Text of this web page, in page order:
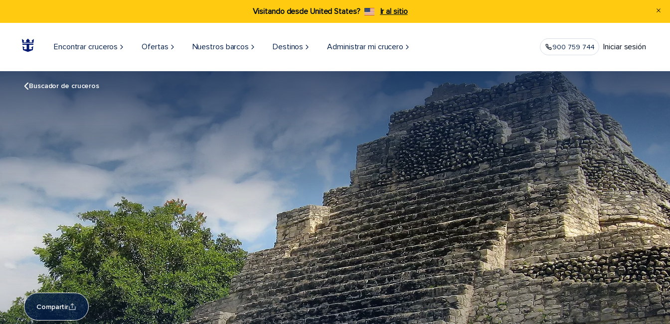
Visitando desde United States? Ir al sitio
Encontrar cruceros Ofertas Nuestros barcos Destinos Administrar mi crucero 900 759 744 Iniciar sesión
Buscador de cruceros
Compartir